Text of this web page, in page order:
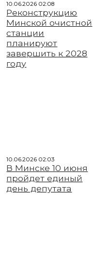
10.06.2026 02:08
Реконструкцию
Минской очистной
станции
планируют
завершить к 2028
году
10.06.2026 02:03
В Минске 10 июня
пройдет единый
день депутата